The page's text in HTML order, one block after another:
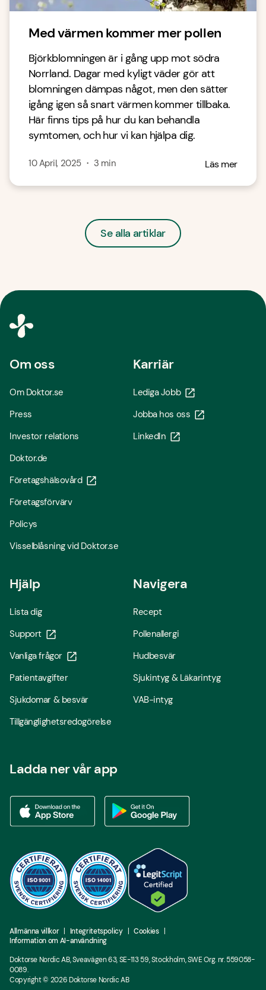
Med värmen kommer mer pollen
Björkblomningen är i gång upp mot södra
Norrland. Dagar med kyligt väder gör att
blomningen dämpas något, men den sätter
igång igen så snart värmen kommer tillbaka.
Här finns tips på hur du kan behandla
symtomen, och hur vi kan hjälpa dig.
10 April, 2025・ 3 min Läs mer
Se alla artiklar
Om oss
Om Doktor.se
Press
Investor relations
Doktor.de
Företagshälsovård
Företagsförvärv
Policys
Visselblåsning vid Doktor.se
Karriär
Lediga Jobb
Jobba hos oss
LinkedIn
Hjälp
Lista dig
Support
Vanliga frågor
Patientavgifter
Sjukdomar & besvär
Tillgänglighetsredogörelse
Navigera
Recept
Pollenallergi
Hudbesvär
Sjukintyg & Läkarintyg
VAB-intyg
Ladda ner vår app
Allmänna villkor Integritetspolicy
Cookies
Information om AI-användning
Doktorse Nordic AB, Sveavägen 63, SE-113 59, Stockholm, SWE Org. nr. 559058-
0089.
Copyright © 2026Doktorse Nordic AB